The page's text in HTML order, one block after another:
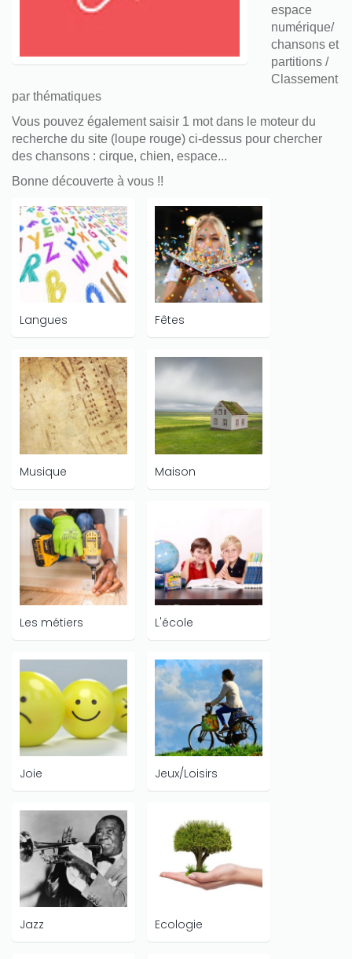
espace
numérique/
chansons et
partitions /
Classement
par thématiques
Vous pouvez également saisir 1 mot dans le moteur du
recherche du site (loupe rouge) ci-dessus pour chercher
des chansons : cirque, chien, espace...
Bonne découverte à vous !!
Langues Fêtes
Musique Maison
Les métiers L'école
Joie Jeux/Loisirs
Jazz Ecologie